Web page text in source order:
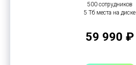
500 сотрудников
5 Тб места на диске
59 990 ₽